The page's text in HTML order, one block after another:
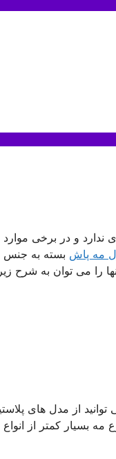
و در برخی
مه پاش بسته به جنس
را می توان به شرح
از مدل های
بسیار کمتر از انواع